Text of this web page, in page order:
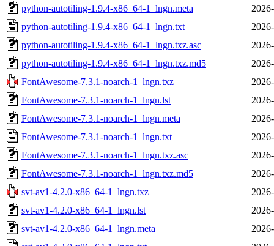
python-autotiling-1.9.4-x86_64-1_lngn.meta
python-autotiling-1.9.4-x86_64-1_lngn.txt
python-autotiling-1.9.4-x86_64-1_lngn.txz.asc
python-autotiling-1.9.4-x86_64-1_lngn.txz.md5
FontAwesome-7.3.1-noarch-1_lngn.txz
FontAwesome-7.3.1-noarch-1_lngn.lst
FontAwesome-7.3.1-noarch-1_lngn.meta
FontAwesome-7.3.1-noarch-1_lngn.txt
FontAwesome-7.3.1-noarch-1_lngn.txz.asc
FontAwesome-7.3.1-noarch-1_lngn.txz.md5
svt-av1-4.2.0-x86_64-1_lngn.txz
svt-av1-4.2.0-x86_64-1_lngn.lst
svt-av1-4.2.0-x86_64-1_lngn.meta